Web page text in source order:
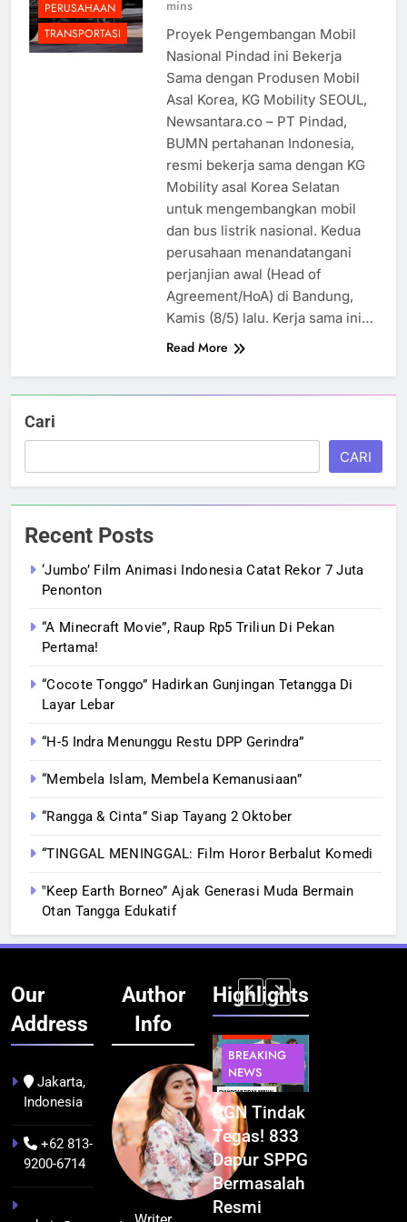
PERUSAHAAN
TRANSPORTASI
mins
Proyek Pengembangan Mobil
Nasional Pindad ini Bekerja
Sama dengan Produsen Mobil
Asal Korea, KG Mobility SEOUL,
Newsantara.co – PT Pindad,
BUMN pertahanan Indonesia,
resmi bekerja sama dengan KG
Mobility asal Korea Selatan
untuk mengembangkan mobil
dan bus listrik nasional. Kedua
perusahaan menandatangani
perjanjian awal (Head of
Agreement/HoA) di Bandung,
Kamis (8/5) lalu. Kerja sama ini…
Read More
Cari
CARI
Recent Posts
‘Jumbo’ Film Animasi Indonesia Catat Rekor 7 Juta
Penonton
“A Minecraft Movie”, Raup Rp5 Triliun Di Pekan
Pertama!
“Cocote Tonggo” Hadirkan Gunjingan Tetangga Di
Layar Lebar
“H-5 Indra Menunggu Restu DPP Gerindra”
“Membela Islam, Membela Kemanusiaan”
“Rangga & Cinta” Siap Tayang 2 Oktober
“TINGGAL MENINGGAL: Film Horor Berbalut Komedi
‟Keep Earth Borneo” Ajak Generasi Muda Bermain
Otan Tangga Edukatif
Our
Address
Jakarta,
Indonesia
+62 813-
9200-6714
Author
Info
Highlights
BERITA
BUDAYA
Pontianak
dalam Peta
Kolonial
Awal Abad
BERITA
NEWS
Festival
Budaya
Khatulistiwa
2026
Terselenggara
BREAKING
NEWS
BGN Tindak
Tegas! 833
Dapur SPPG
Bermasalah
Resmi